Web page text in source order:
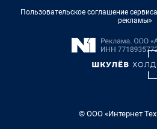
Пользовательское соглашение
рекламы»
© ООО «Интернет